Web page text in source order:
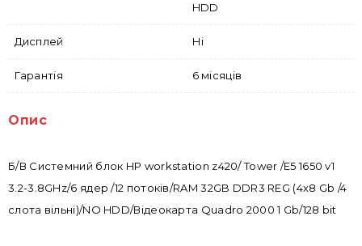
HDD
Дисплей Ні
Гарантія 6 місяців
Опис
Б/В Системний блок HP workstation z420/ Tower /E5 1650 v1
3.2-3.8GHz/6 ядер /12 потоків/RAM 32GB DDR3 REG (4х8 Gb /4
слота вільні)/NO HDD/Відеокарта Quadro 2000 1 Gb/128 bit